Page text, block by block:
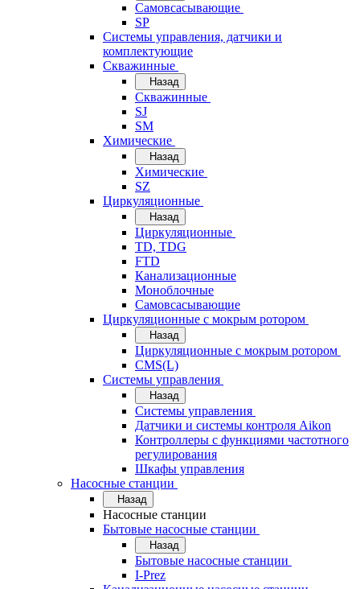
Самовсасывающие
SP
Системы управления, датчики и
комплектующие
Скважинные
Назад
Скважинные
SJ
SM
Химические
Назад
Химические
SZ
Циркуляционные
Назад
Циркуляционные
TD, TDG
FTD
Канализационные
Моноблочные
Самовсасывающие
Циркуляционные с мокрым ротором
Назад
Циркуляционные с мокрым ротором
CMS(L)
Системы управления
Назад
Системы управления
Датчики и системы контроля Aikon
Контроллеры с функциями частотного
регулирования
Шкафы управления
Насосные станции
Назад
Насосные станции
Бытовые насосные станции
Назад
Бытовые насосные станции
I-Prez